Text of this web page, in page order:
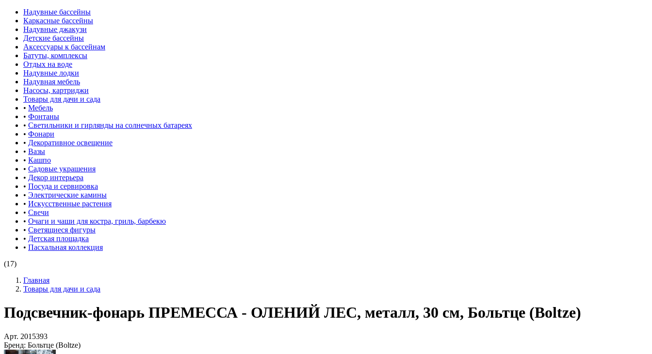
Надувные бассейны
Каркасные бассейны
Надувные джакузи
Детские бассейны
Аксессуары к бассейнам
Батуты, комплексы
Отдых на воде
Надувные лодки
Надувная мебель
Насосы, картриджи
Товары для дачи и сада
• Мебель
• Фонтаны
• Светильники и гирлянды на солнечных батареях
• Фонари
• Декоративное освещение
• Вазы
• Кашпо
• Садовые украшения
• Декор интерьера
• Посуда и сервировка
• Электрические камины
• Искусственные растения
• Свечи
• Очаги и чаши для костра, гриль, барбекю
• Светящиеся фигуры
• Детская площадка
• Пасхальная коллекция
(17)
Главная
Товары для дачи и сада
Подсвечник-фонарь ПРЕМЕССА - ОЛЕНИЙ ЛЕС, металл, 30 см, Больтце (Boltze)
Арт. 2015393
Бренд: Больтце (Boltze)